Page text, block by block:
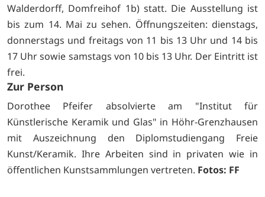
Walderdorff, Domfreihof 1b) statt. Die Ausstellung ist
bis zum 14. Mai zu sehen. Öffnungszeiten: dienstags,
donnerstags und freitags von 11 bis 13 Uhr und 14 bis
17 Uhr sowie samstags von 10 bis 13 Uhr. Der Eintritt ist
frei.
Zur Person
Dorothee Pfeifer absolvierte am "Institut für
Künstlerische Keramik und Glas" in Höhr-Grenzhausen
mit Auszeichnung den Diplomstudiengang Freie
Kunst/Keramik. Ihre Arbeiten sind in privaten wie in
öffentlichen Kunstsammlungen vertreten. Fotos: FF